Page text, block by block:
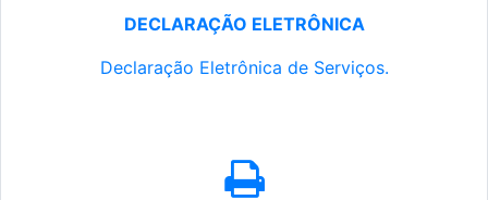
DECLARAÇÃO ELETRÔNICA
Declaração Eletrônica de Serviços.